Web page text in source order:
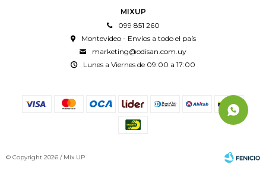
MIXUP
099 851 260
Montevideo - Envíos a todo el país
marketing@odisan.com.uy
Lunes a Viernes de 09:00 a 17:00
© Copyright 2026 / Mix UP